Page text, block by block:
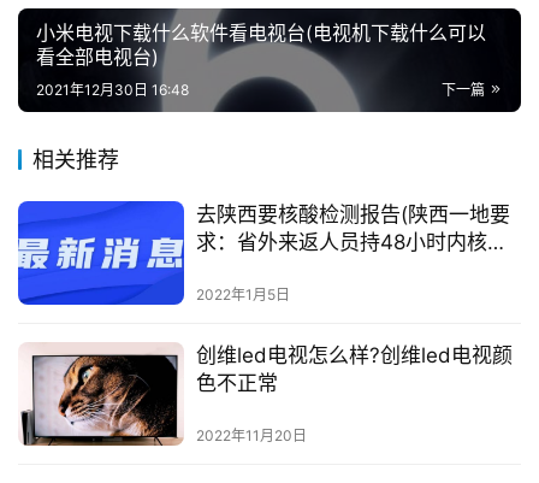
小米电视下载什么软件看电视台(电视机下载什么可以
看全部电视台)
下一篇
2021年12月30日 16:48
相关推荐
去陕西要核酸检测报告(陕西一地要
求：省外来返人员持48小时内核酸
2022年1月5日
创维led电视怎么样?创维led电视颜
色不正常
2022年11月20日